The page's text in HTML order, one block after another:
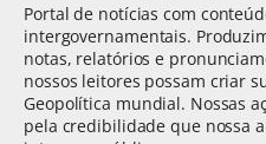
Portal de notícias com
intergovernamentais.
notas, relatórios e
nossos leitores possam criar
Geopolítica mundial. Nossas
pela credibilidade que nossa